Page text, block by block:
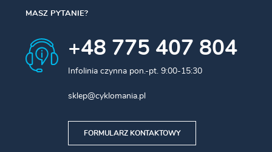
MASZ PYTANIE?
+48 775 407 804
Infolinia czynna pon.-pt. 9:00-15:30
sklep@cyklomania.pl
FORMULARZ KONTAKTOWY